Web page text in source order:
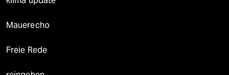
Mauerecho
Freie Rede